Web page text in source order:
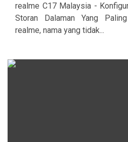
realme C17 Malaysia -
Storan Dalaman Yang
realme, nama yang tidak...